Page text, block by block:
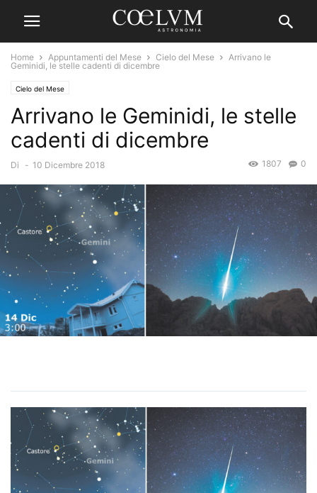
Home Appuntamenti del Mese Cielo del Mese
Arrivano le
Geminidi, le stelle cadenti di dicembre
Cielo del Mese
Arrivano le Geminidi, le stelle
cadenti di dicembre
Di - 10 Dicembre 2018 0
1807